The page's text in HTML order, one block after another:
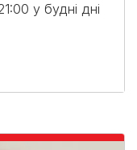
у будні дні